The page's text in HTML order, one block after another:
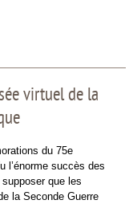
virtuel de la
du 75e
l’énorme succès des
que les
la Seconde Guerre